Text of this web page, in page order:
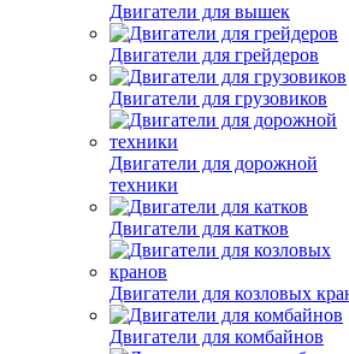
Двигатели для вышек
Двигатели для грейдеров
Двигатели для грузовиков
Двигатели для дорожной
техники
Двигатели для катков
Двигатели для козловых
Двигатели для комбайнов